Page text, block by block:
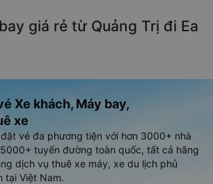
giá rẻ từ Quảng Trị đi Ea
Xe khách, Máy bay,
xe
vé đa phương tiện với hơn 3000+ nhà
tuyến đường toàn quốc, tất cả hãng
dịch vụ thuê xe máy, xe du lịch phủ
tại Việt Nam.